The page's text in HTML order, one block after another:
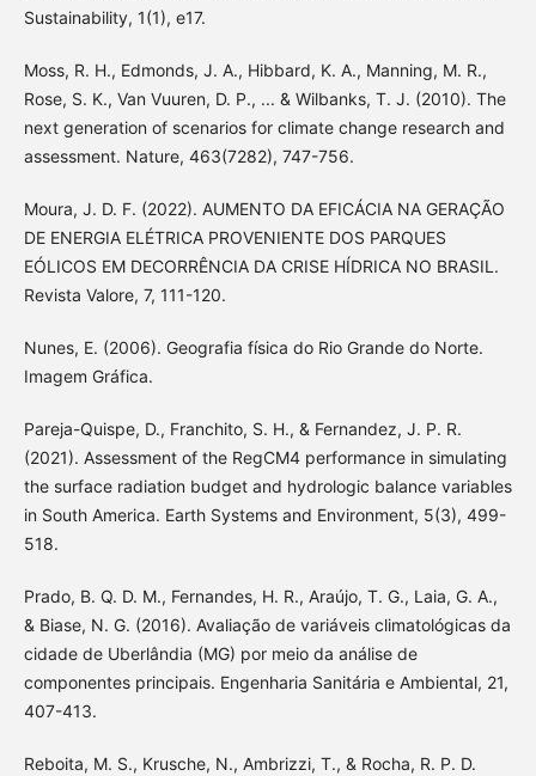
Sustainability, 1(1), e17.
Moss, R. H., Edmonds, J. A., Hibbard, K. A., Manning, M. R.,
Rose, S. K., Van Vuuren, D. P., ... & Wilbanks, T. J. (2010). The
next generation of scenarios for climate change research and
assessment. Nature, 463(7282), 747-756.
Moura, J. D. F. (2022). AUMENTO DA EFICÁCIA NA GERAÇÃO
DE ENERGIA ELÉTRICA PROVENIENTE DOS PARQUES
EÓLICOS EM DECORRÊNCIA DA CRISE HÍDRICA NO BRASIL.
Revista Valore, 7, 111-120.
Nunes, E. (2006). Geografia física do Rio Grande do Norte.
Imagem Gráfica.
Pareja-Quispe, D., Franchito, S. H., & Fernandez, J. P. R.
(2021). Assessment of the RegCM4 performance in simulating
the surface radiation budget and hydrologic balance variables
in South America. Earth Systems and Environment, 5(3), 499-
518.
Prado, B. Q. D. M., Fernandes, H. R., Araújo, T. G., Laia, G. A.,
& Biase, N. G. (2016). Avaliação de variáveis climatológicas da
cidade de Uberlândia (MG) por meio da análise de
componentes principais. Engenharia Sanitária e Ambiental, 21,
407-413.
Reboita, M. S., Krusche, N., Ambrizzi, T., & Rocha, R. P. D.